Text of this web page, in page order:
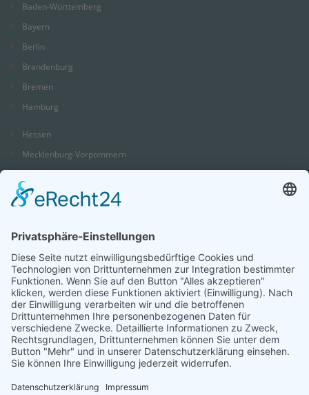
Baden-Württemberg
Bayern
Berlin
Brandenburg
Bremen
Hamburg
Hessen
Mecklenburg-Vorpommern
Nordrhein-Westfalen
Saarland
Sachsen
Sachsen-Anhalt
Schleswig-Holstein
Thüringen